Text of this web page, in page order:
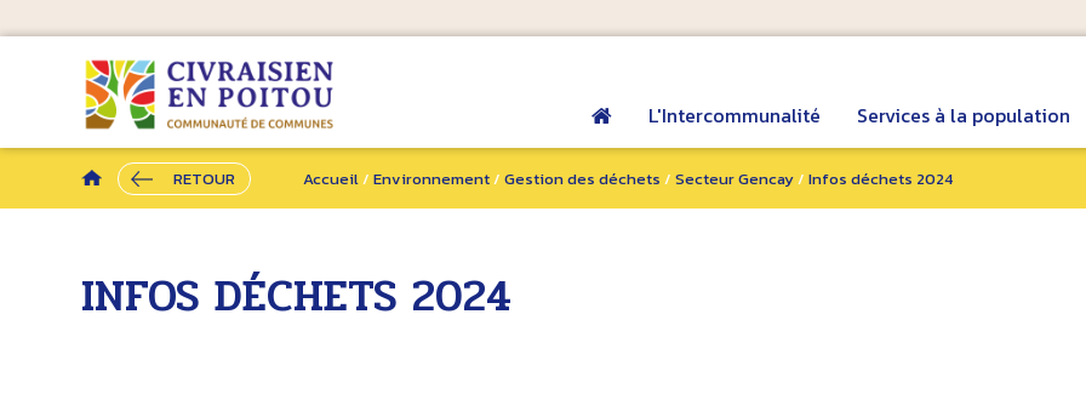
L'Intercommunalité Services à la population
RETOUR Accueil/Environnement/Gestion des déchets /Secteur Gencay/Infos déchets 2024
INFOS DÉCHETS 2024